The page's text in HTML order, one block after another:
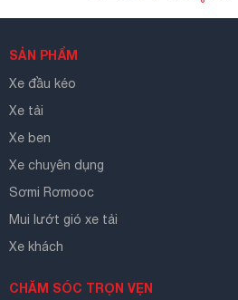
SẢN PHẨM
Xe đầu kéo
Xe tải
Xe ben
Xe chuyên dụng
Sơmi Rơmooc
Mui lướt gió xe tải
Xe khách
CHĂM SÓC TRỌN VẸN